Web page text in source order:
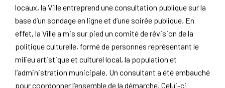
locaux, la Ville entreprend une consultation publique sur la
base d’un sondage en ligne et d’une soirée publique. En
effet, la Ville a mis sur pied un comité de révision de la
politique culturelle, formé de personnes représentant le
milieu artistique et culturel local, la population et
l’administration municipale. Un consultant a été embauché
pour coordonner l’ensemble de la démarche. Celui-ci